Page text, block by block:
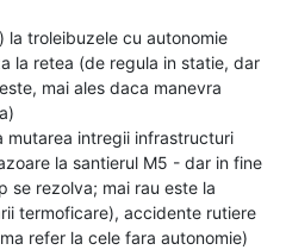
la troleibuzele cu autonomie
la retea (de regula in statie, dar
mai ales daca manevra
mutarea intregii infrastructuri
la santierul M5 - dar in fine
se rezolva; mai rau este la
termoficare), accidente rutiere
refer la cele fara autonomie)